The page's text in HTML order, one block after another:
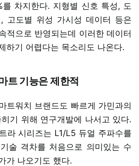
차지한다. 지형별 신호 특성, 도
고도별 위성 가시성 데이터 등은
적으로 반영되는데 이러한 데이터
하기 어렵다는 목소리도 나온다.
트 기능은 제한적
트워치 브랜드도 빠르게 가민과의
기 위해 연구개발에 나서고 있다.
라 시리즈는 L1/L5 듀얼 주파수를
술 격차를 처음으로 의미있는 수
가 나오기도 했다.